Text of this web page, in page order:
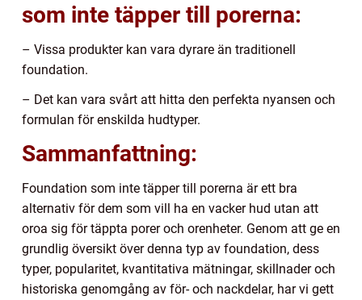
som inte täpper till porerna:
– Vissa produkter kan vara dyrare än traditionell
foundation.
– Det kan vara svårt att hitta den perfekta nyansen och
formulan för enskilda hudtyper.
Sammanfattning:
Foundation som inte täpper till porerna är ett bra
alternativ för dem som vill ha en vacker hud utan att
oroa sig för täppta porer och orenheter. Genom att ge en
grundlig översikt över denna typ av foundation, dess
typer, popularitet, kvantitativa mätningar, skillnader och
historiska genomgång av för- och nackdelar, har vi gett